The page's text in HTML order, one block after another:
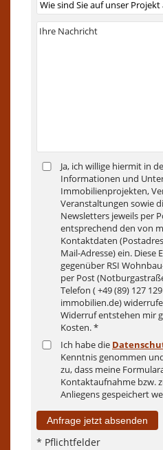
Ja, ich willige hiermit in
Informationen und
Immobilienprojekten,
Veranstaltungen sowie
Newsletters jeweils per
entsprechend den von
Kontaktdaten
Mail-Adresse) ein. Diese
gegenüber RSI
per Post
Telefon ( +49 (89) 127
immobilien.de)
Widerruf entstehen mir
Kosten. *
Ich habe die
Kenntnis genommen
zu, dass meine
Kontaktaufnahme bzw.
Anliegens gespeichert
Anfrage jetzt absenden
* Pflichtfelder